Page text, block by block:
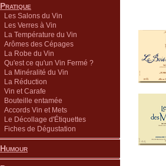
Pratique
Les Salons du Vin
Les Verres à Vin
La Température du Vin
Arômes des Cépages
La Robe du Vin
Qu'est ce qu'un Vin Fermé ?
La Minéralité du Vin
La Réduction
Vin et Carafe
Bouteille entamée
Accords Vin et Mets
Le Décollage d'Étiquettes
Fiches de Dégustation
Humour